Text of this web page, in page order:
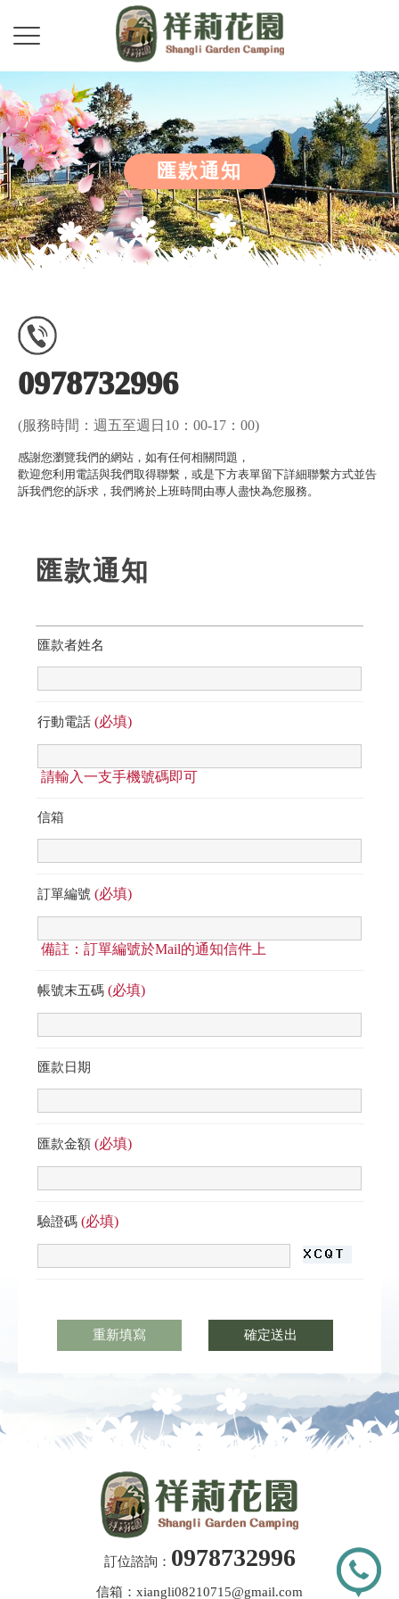
匯款通知
0978732996
(服務時間：週五至週日10：00-17：00)
感謝您瀏覽我們的網站，如有任何相關問題，
歡迎您利用電話與我們取得聯繫，或是下方表單留下詳細聯繫方式並告
訴我們您的訴求，我們將於上班時間由專人盡快為您服務。
匯款通知
匯款者姓名
行動電話 (必填)
請輸入一支手機號碼即可
信箱
訂單編號 (必填)
備註：訂單編號於Mail的通知信件上
帳號末五碼 (必填)
匯款日期
匯款金額 (必填)
驗證碼 (必填)
訂位諮詢： 0978732996
信箱：xiangli08210715@gmail.com